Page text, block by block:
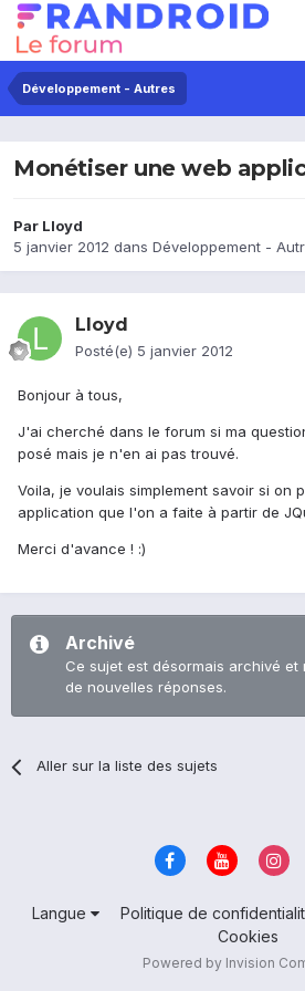
Développement - Autres
Monétiser une web
Par Lloyd
5 janvier 2012 dans Développement -
Lloyd
Posté(e) 5 janvier 2012
Bonjour à tous,
J'ai cherché dans le forum si ma
posé mais je n'en ai pas trouvé.
Voila, je voulais simplement savoir si on
application que l'on a faite à partir de
Merci d'avance ! :)
Archivé
Ce sujet est désormais archivé
de nouvelles réponses.
Aller sur la liste des sujets
Langue Politique de
Cookies
Powered by Invision